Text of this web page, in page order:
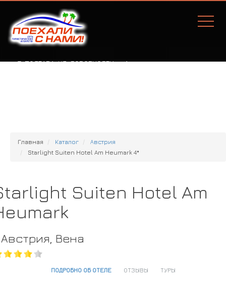
Г. ПОЛТАВА, УЛ. СОБОРНОСТИ, 77А
Главная Каталог
Австрия
Starlight Suiten Hotel Am Heumark 4*
Suiten Hotel Am
Австрия, Вена
ПОДРОБНО ОБ ОТЕЛЕ ОТЗЫВЫ ТУРЫ